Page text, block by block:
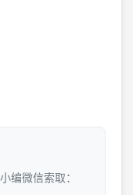
编微信索取：